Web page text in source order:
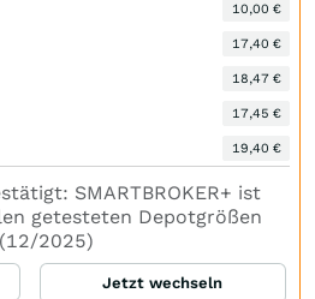
10,00 €
17,40 €
18,47 €
17,45 €
19,40 €
SMARTBROKER+ ist
getesteten Depotgrößen
(12/2025)
Jetzt wechseln